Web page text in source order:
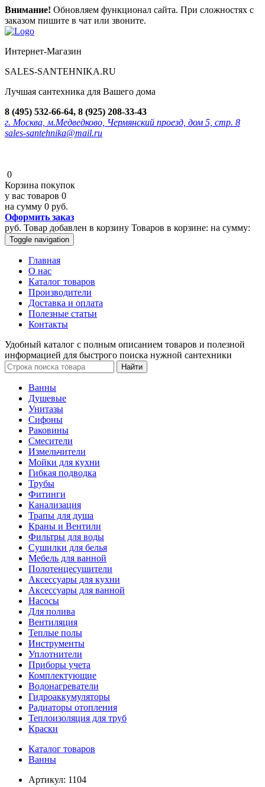
Внимание! Обновляем функционал сайта. При сложностях с
заказом пишите в чат или звоните.
Интернет-Магазин
SALES-SANTEHNIKA.RU
Лучшая сантехника для Вашего дома
8 (495) 532-66-64, 8 (925) 208-33-43
г. Москва, м.Медведково, Чермянский проезд, дом 5, стр. 8
sales-santehnika@mail.ru
0
Корзина покупок
у вас товаров 0
на сумму 0 руб.
Оформить заказ
руб. Товар добавлен в корзину Товаров в корзине: на сумму:
Toggle navigation
Главная
О нас
Каталог товаров
Производители
Доставка и оплата
Полезные статьи
Контакты
Удобный каталог с полным описанием товаров и полезной
информацией для быстрого поиска нужной сантехники
Ванны
Душевые
Унитазы
Сифоны
Раковины
Смесители
Измельчители
Мойки для кухни
Гибкая подводка
Трубы
Фитинги
Канализация
Трапы для душа
Краны и Вентили
Фильтры для воды
Сушилки для белья
Мебель для ванной
Полотенцесушители
Аксессуары для кухни
Аксессуары для ванной
Насосы
Для полива
Вентиляция
Теплые полы
Инструменты
Уплотнители
Приборы учета
Комплектующие
Водонагреватели
Гидроаккумуляторы
Радиаторы отопления
Теплоизоляция для труб
Краски
Каталог товаров
Ванны
Артикул: 1104